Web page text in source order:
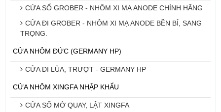
CỬA SỔ GROBER - NHÔM XI MẠ ANODE CHÍNH HÃNG
CỬA ĐI GROBER - NHÔM XI MẠ ANODE BỀN BỈ, SANG
TRỌNG.
CỬA NHÔM ĐỨC (GERMANY HP)
CỬA ĐI LÙA, TRƯỢT - GERMANY HP
CỬA NHÔM XINGFA NHẬP KHẨU
CỬA SỔ MỞ QUAY, LẬT XINGFA